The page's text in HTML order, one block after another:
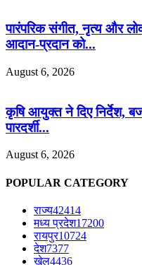
पारंपरिक संगीत, नृत्य और
आदान-प्रदान को...
August 6, 2026
कृषि आयुक्त ने दिए निर्देश,
पारदर्शी...
August 6, 2026
POPULAR CATEGORY
राज्य42414
मध्य प्रदेश17200
रायपुर10724
देश7377
खेल4436